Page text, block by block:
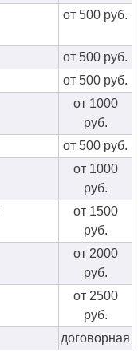
от 500 руб.
от 500 руб.
от 500 руб.
от 1000
руб.
от 500 руб.
от 1000
руб.
от 1500
руб.
от 2000
руб.
от 2500
руб.
договорная